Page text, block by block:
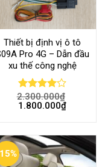
Thiết bị định vị ô tô
Pro 4G – Dẫn đầu
xu thế công nghệ
Rated
4.00out
2.300.000₫
1.800.000₫